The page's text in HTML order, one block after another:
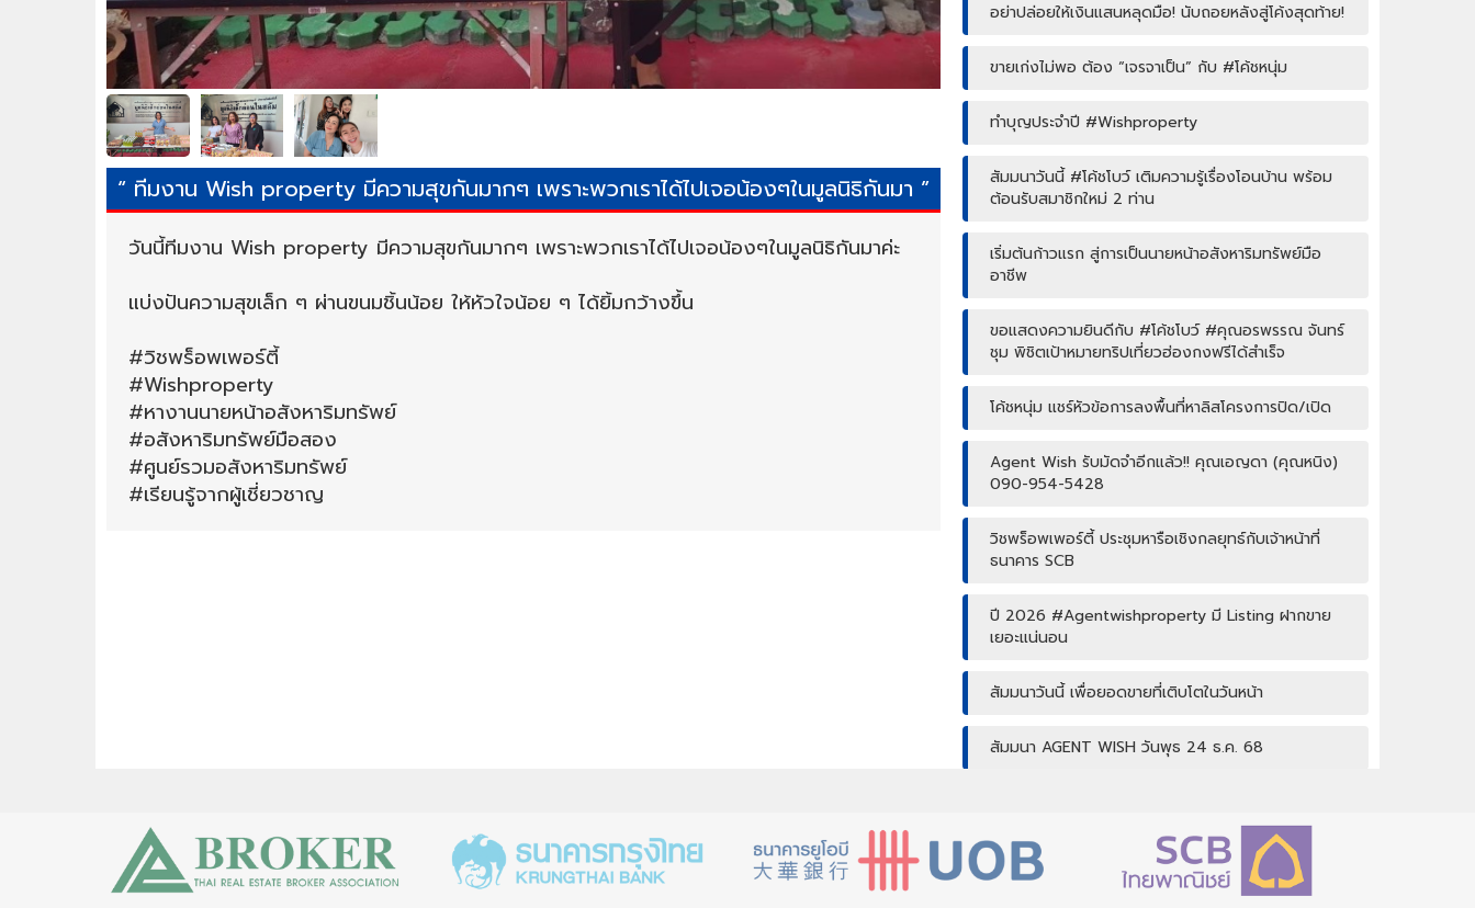
“ ทีมงาน Wish property มีความสุขกันมากๆ เพราะพวกเราได้ไปเจอน้องๆในมูลนิธิกันมา ”
วันนี้ทีมงาน Wish property มีความสุขกันมากๆ เพราะพวกเราได้ไปเจอน้องๆในมูลนิธิกันมาค่ะ
แบ่งปันความสุขเล็ก ๆ ผ่านขนมชิ้นน้อย ให้หัวใจน้อย ๆ ได้ยิ้มกว้างขึ้น
#วิชพร็อพเพอร์ตี้
#Wishproperty
#หางานนายหน้าอสังหาริมทรัพย์
#อสังหาริมทรัพย์มือสอง
#ศูนย์รวมอสังหาริมทรัพย์
#เรียนรู้จากผู้เชี่ยวชาญ
อย่าปล่อยให้เงินแสนหลุดมือ! นับถอยหลังสู่โค้งสุดท้าย!
ขายเก่งไม่พอ ต้อง “เจรจาเป็น” กับ #โค้ชหนุ่ม
ทำบุญประจำปี #Wishproperty
สัมมนาวันนี้ #โค้ชโบว์ เติมความรู้เรื่องโอนบ้าน พร้อม
ต้อนรับสมาชิกใหม่ 2 ท่าน
เริ่มต้นก้าวแรก สู่การเป็นนายหน้าอสังหาริมทรัพย์มือ
อาชีพ
ขอแสดงความยินดีกับ #โค้ชโบว์ #คุณอรพรรณ จันทร์
ชุม พิชิตเป้าหมายทริปเที่ยวฮ่องกงฟรีได้สำเร็จ
โค้ชหนุ่ม แชร์หัวข้อการลงพื้นที่หาลิสโครงการปิด/เปิด
Agent Wish รับมัดจำอีกแล้ว!! คุณเอญดา (คุณหนิง)
090-954-5428
วิชพร็อพเพอร์ตี้ ประชุมหารือเชิงกลยุทธ์กับเจ้าหน้าที่
ธนาคาร SCB
ปี 2026 #Agentwishproperty มี Listing ฝากขาย
เยอะแน่นอน
สัมมนาวันนี้ เพื่อยอดขายที่เติบโตในวันหน้า
สัมมนา AGENT WISH วันพุธ 24 ธ.ค. 68
เปิดบ้านให้ปัง ไม่ใช่แค่เปิดไฟ แชร์เทคนิคจริง เพิ่มโอกาส
ขายจริง